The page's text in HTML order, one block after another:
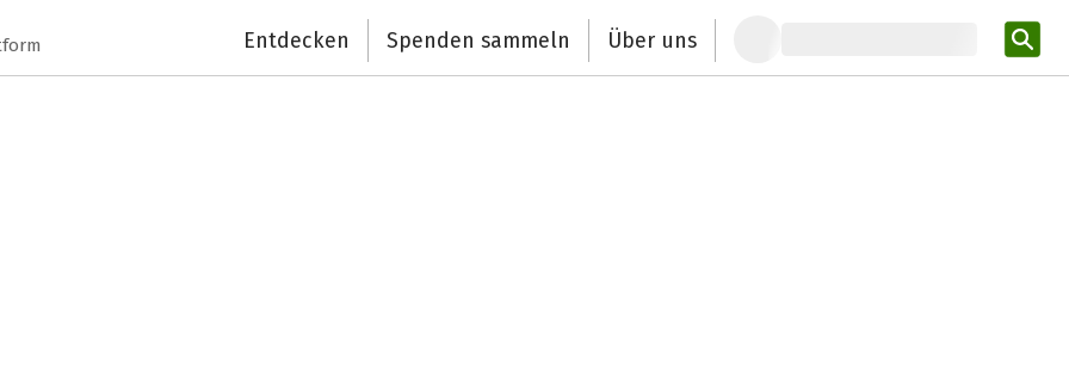
Entdecken Spenden sammeln Über uns